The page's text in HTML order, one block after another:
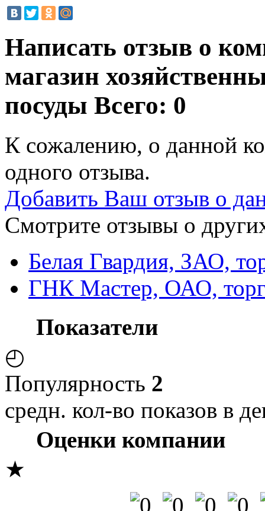
Написать отзыв о
магазин
посуды Всего: 0
К сожалению, о данной
одного отзыва.
Добавить Ваш отзыв о
Смотрите отзывы о
Белая Гвардия, ЗАО,
ГНК Мастер, ОАО,
Показатели
◴
Популярность 2
средн. кол-во показов в
Оценки компании
★